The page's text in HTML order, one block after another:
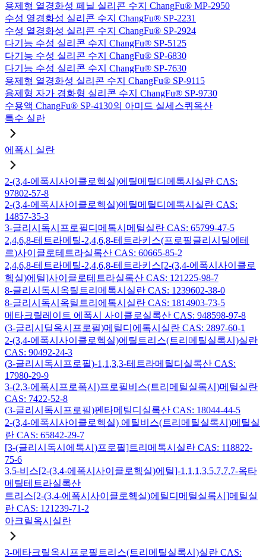
용제형 열경화성 페닐 실리콘 수지 ChangFu® MP-2950
수성 열경화성 실리콘 수지 ChangFu® SP-2231
수성 열경화성 실리콘 수지 ChangFu® SP-2924
다기능 수성 실리콘 수지 ChangFu® SP-5125
다기능 수성 실리콘 수지 ChangFu® SP-6830
다기능 수성 실리콘 수지 ChangFu® SP-7630
용제형 열경화성 실리콘 수지 ChangFu® SP-9115
용제형 자가 경화형 실리콘 수지 ChangFu® SP-9730
수용액 ChangFu® SP-4130의 아미드 실세스퀴옥산
특수 실란
에폭시 실란
2-(3,4-에폭시사이클로헥실)에틸메틸디메톡시실란 CAS:
97802-57-8
2-(3,4-에폭시사이클로헥실)에틸메틸디에톡시실란 CAS:
14857-35-3
3-글리시독시프로필디메톡시메틸실란 CAS: 65799-47-5
2,4,6,8-테트라메틸-2,4,6,8-테트라키스(프로필글리시딜에테
르)사이클로테트라실록산 CAS: 60665-85-2
2,4,6,8-테트라메틸-2,4,6,8-테트라키스[2-(3,4-에폭시사이클로
헥실)에틸]사이클로테트라실록산 CAS: 121225-98-7
8-글리시독시옥틸트리메톡시실란 CAS: 1239602-38-0
8-글리시독시옥틸트리에톡시실란 CAS: 1814903-73-5
메타크릴레이트 에폭시 사이클로실록산 CAS: 948598-97-8
(3-글리시딜옥시프로필)메틸디에톡시실란 CAS: 2897-60-1
2-(3,4-에폭시사이클로헥실)에틸트리스(트리메틸실록시)실란
CAS: 90492-24-3
(3-글리시독시프로필)-1,1,3,3-테트라메틸디실록산 CAS:
17980-29-9
3-(2,3-에폭시프로폭시)프로필비스(트리메틸실록시)메틸실란
CAS: 7422-52-8
(3-글리시독시프로필)펜타메틸디실록산 CAS: 18044-44-5
2-(3,4-에폭시사이클로헥실) 에틸비스(트리메틸실록시)메틸실
란 CAS: 65842-29-7
[3-(글리시독시에톡시)프로필]트리메톡시실란 CAS: 118822-
75-6
3,5-비스[2-(3,4-에폭시사이클로헥실)에틸]-1,1,1,3,5,7,7,7-옥타
메틸테트라실록산
트리스[2-(3,4-에폭시사이클로헥실)에틸디메틸실록시]메틸실
란 CAS: 121239-71-2
아크릴옥시실란
3-메타크릴옥시프로필트리스(트리메틸실록시)실란 CAS: